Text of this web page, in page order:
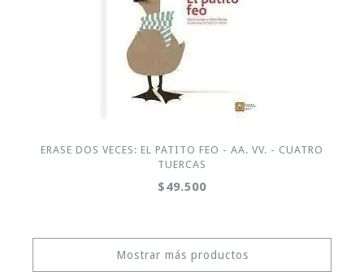
ERASE DOS VECES: EL PATITO FEO - AA. VV. - CUATRO
TUERCAS
$49.500
Mostrar más productos